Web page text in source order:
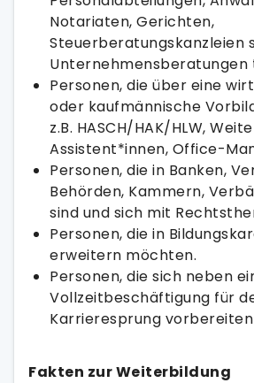
Notariaten, Gerichten,
Steuerberatungskanzleien
Unternehmensberatungen
Personen, die über eine
oder kaufmännische
z.B. HASCH/HAK/HLW,
Assistent*innen, Office-
Personen, die in Banken,
Behörden, Kammern,
sind und sich mit
Personen, die in
erweitern möchten.
Personen, die sich neben
Vollzeitbeschäftigung für
Karrieresprung
Fakten zur Weiterbildung